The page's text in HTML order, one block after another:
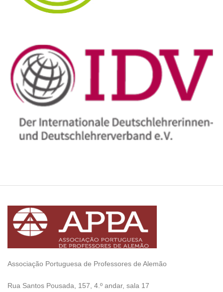
Associação Portuguesa de Professores de Alemão
Rua Santos Pousada, 157, 4.º andar, sala 17